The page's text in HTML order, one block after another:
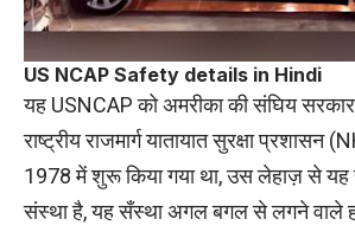
US NCAP Safety details in Hindi
यह USNCAP को अमरीका की संघिय सरकार
राष्ट्रीय राजमार्ग यातायात सुरक्षा प्रशासन
1978 में शुरू किया गया था, उस लेहाज़ से यह
संस्था है, यह सँस्था अगल बगल से लगने वाले